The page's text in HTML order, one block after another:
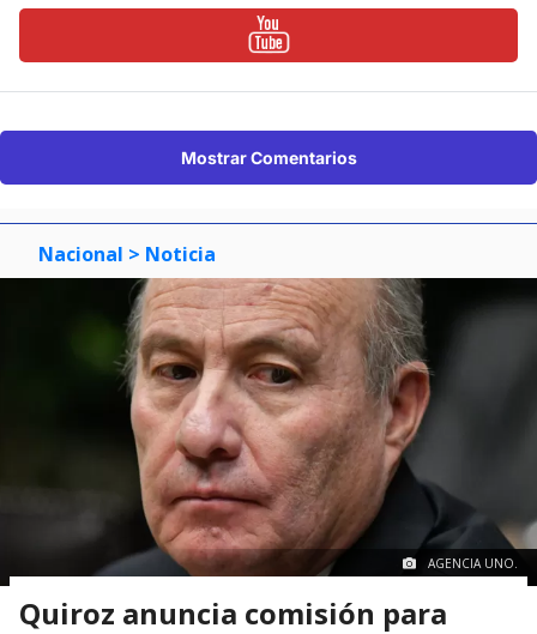
Mostrar Comentarios
Nacional > Noticia
AGENCIA UNO.
Quiroz anuncia comisión para